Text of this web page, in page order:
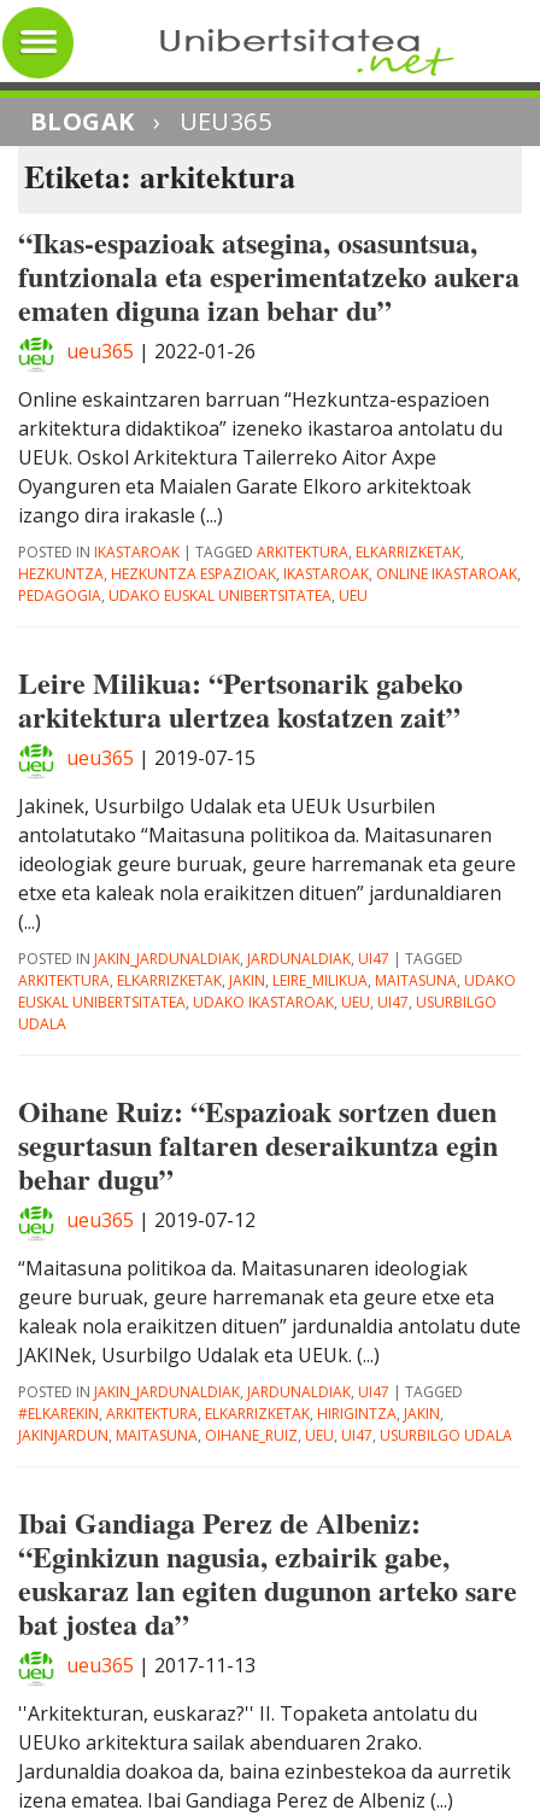
BLOGAK › UEU365
Etiketa: arkitektura
“Ikas-espazioak atsegina, osasuntsua,
funtzionala eta esperimentatzeko aukera
ematen diguna izan behar du”
ueu365 | 2022-01-26
Online eskaintzaren barruan “Hezkuntza-espazioen
arkitektura didaktikoa” izeneko ikastaroa antolatu du
UEUk. Oskol Arkitektura Tailerreko Aitor Axpe
Oyanguren eta Maialen Garate Elkoro arkitektoak
izango dira irakasle (...)
POSTED IN IKASTAROAK | TAGGED ARKITEKTURA, ELKARRIZKETAK,
HEZKUNTZA, HEZKUNTZA ESPAZIOAK, IKASTAROAK, ONLINE IKASTAROAK,
PEDAGOGIA, UDAKO EUSKAL UNIBERTSITATEA, UEU
Leire Milikua: “Pertsonarik gabeko
arkitektura ulertzea kostatzen zait”
ueu365 | 2019-07-15
Jakinek, Usurbilgo Udalak eta UEUk Usurbilen
antolatutako “Maitasuna politikoa da. Maitasunaren
ideologiak geure buruak, geure harremanak eta geure
etxe eta kaleak nola eraikitzen dituen” jardunaldiaren
(...)
POSTED IN JAKIN_JARDUNALDIAK, JARDUNALDIAK, UI47 | TAGGED
ARKITEKTURA, ELKARRIZKETAK, JAKIN, LEIRE_MILIKUA, MAITASUNA, UDAKO
EUSKAL UNIBERTSITATEA, UDAKO IKASTAROAK, UEU, UI47, USURBILGO
UDALA
Oihane Ruiz: “Espazioak sortzen duen
segurtasun faltaren deseraikuntza egin
behar dugu”
ueu365 | 2019-07-12
“Maitasuna politikoa da. Maitasunaren ideologiak
geure buruak, geure harremanak eta geure etxe eta
kaleak nola eraikitzen dituen” jardunaldia antolatu dute
JAKINek, Usurbilgo Udalak eta UEUk. (...)
POSTED IN JAKIN_JARDUNALDIAK, JARDUNALDIAK, UI47 | TAGGED
#ELKAREKIN, ARKITEKTURA, ELKARRIZKETAK, HIRIGINTZA, JAKIN,
JAKINJARDUN, MAITASUNA, OIHANE_RUIZ, UEU, UI47, USURBILGO UDALA
Ibai Gandiaga Perez de Albeniz:
“Eginkizun nagusia, ezbairik gabe,
euskaraz lan egiten dugunon arteko sare
bat jostea da”
ueu365 | 2017-11-13
''Arkitekturan, euskaraz?'' II. Topaketa antolatu du
UEUko arkitektura sailak abenduaren 2rako.
Jardunaldia doakoa da, baina ezinbestekoa da aurretik
izena ematea. Ibai Gandiaga Perez de Albeniz (...)